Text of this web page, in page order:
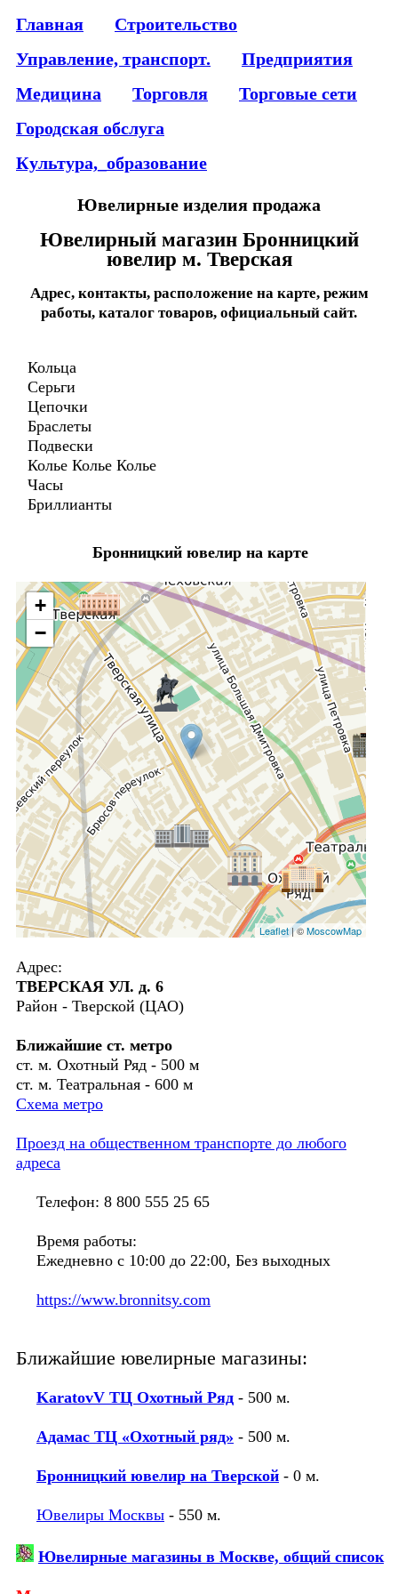
Главная
Строительство
Управление, транспорт.
Предприятия
Медицина
Торговля
Торговые сети
Городская обслуга
Культура,_образование
Ювелирные изделия продажа
Ювелирный магазин Бронницкий
ювелир м. Тверская
Адрес, контакты, расположение на карте, режим
работы, каталог товаров, официальный сайт.
Кольца
Серьги
Цепочки
Браслеты
Подвески
Колье Колье Колье
Часы
Бриллианты
Бронницкий ювелир на карте
+
−
Leaflet| ©MoscowMap
Адрес:
ТВЕРСКАЯ УЛ. д. 6
Район - Тверской (ЦАО)
Ближайшие ст. метро
ст. м. Охотный Ряд - 500 м
ст. м. Театральная - 600 м
Схема метро
Проезд на общественном транспорте до любого
адреса
Телефон: 8 800 555 25 65
Время работы:
Ежедневно с 10:00 до 22:00, Без выходных
https://www.bronnitsy.com
Ближайшие ювелирные магазины:
KaratovV ТЦ Охотный Ряд - 500 м.
Адамас ТЦ «Охотный ряд» - 500 м.
Бронницкий ювелир на Тверской - 0 м.
Ювелиры Москвы - 550 м.
Ювелирные магазины в Москве, общий список